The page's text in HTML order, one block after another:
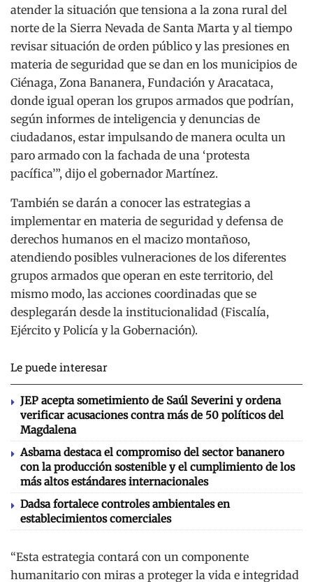
atender la situación que tensiona a la zona rural del
norte de la Sierra Nevada de Santa Marta y al tiempo
revisar situación de orden público y las presiones en
materia de seguridad que se dan en los municipios de
Ciénaga, Zona Bananera, Fundación y Aracataca,
donde igual operan los grupos armados que podrían,
según informes de inteligencia y denuncias de
ciudadanos, estar impulsando de manera oculta un
paro armado con la fachada de una ‘protesta
pacífica’”, dijo el gobernador Martínez.
También se darán a conocer las estrategias a
implementar en materia de seguridad y defensa de
derechos humanos en el macizo montañoso,
atendiendo posibles vulneraciones de los diferentes
grupos armados que operan en este territorio, del
mismo modo, las acciones coordinadas que se
desplegarán desde la institucionalidad (Fiscalía,
Ejército y Policía y la Gobernación).
Le puede interesar
JEP acepta sometimiento de Saúl Severini y ordena
verificar acusaciones contra más de 50 políticos del
Magdalena
Asbama destaca el compromiso del sector bananero
con la producción sostenible y el cumplimiento de los
más altos estándares internacionales
Dadsa fortalece controles ambientales en
establecimientos comerciales
“Esta estrategia contará con un componente
humanitario con miras a proteger la vida e integridad